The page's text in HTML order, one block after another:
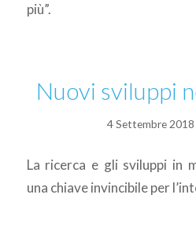
più”.
Nuovi sviluppi
4 Settembre 2018
La ricerca e gli sviluppi in
una chiave invincibile per